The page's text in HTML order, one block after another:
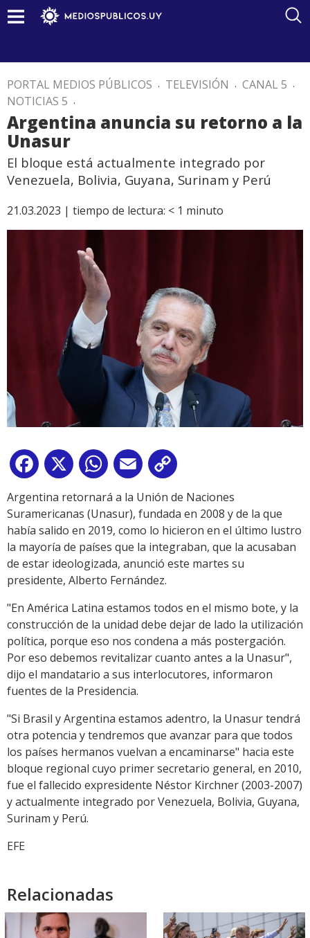
PORTAL MEDIOS PÚBLICOS . TELEVISIÓN . CANAL 5 .
NOTICIAS 5 .
Argentina anuncia su retorno a la
Unasur
El bloque está actualmente integrado por
Venezuela, Bolivia, Guyana, Surinam y Perú
21.03.2023 | tiempo de lectura: < 1 minuto
Facebook
X WhatsApp
Email
Link
Argentina retornará a la Unión de Naciones
Suramericanas (Unasur), fundada en 2008 y de la que
había salido en 2019, como lo hicieron en el último lustro
la mayoría de países que la integraban, que la acusaban
de estar ideologizada, anunció este martes su
presidente, Alberto Fernández.
"En América Latina estamos todos en el mismo bote, y la
construcción de la unidad debe dejar de lado la utilización
política, porque eso nos condena a más postergación.
Por eso debemos revitalizar cuanto antes a la Unasur",
dijo el mandatario a sus interlocutores, informaron
fuentes de la Presidencia.
"Si Brasil y Argentina estamos adentro, la Unasur tendrá
otra potencia y tendremos que avanzar para que todos
los países hermanos vuelvan a encaminarse" hacia este
bloque regional cuyo primer secretario general, en 2010,
fue el fallecido expresidente Néstor Kirchner (2003-2007)
y actualmente integrado por Venezuela, Bolivia, Guyana,
Surinam y Perú.
EFE
Relacionadas